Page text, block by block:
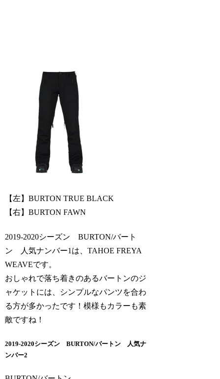
【左】BURTON TRUE BLACK
【右】BURTON FAWN
2019-2020シーズン BURTON/バート
ン 人気ナンバー1は、TAHOE FREYA
WEAVEです。
おしゃれで落ち着きのあるバートンのジ
ャケットには、シンプルなパンツを合わ
る方が多かったです！模様もカラーも素
敵ですね！
2019-2020シーズン BURTON/バートン 人気ナ
ンバー2